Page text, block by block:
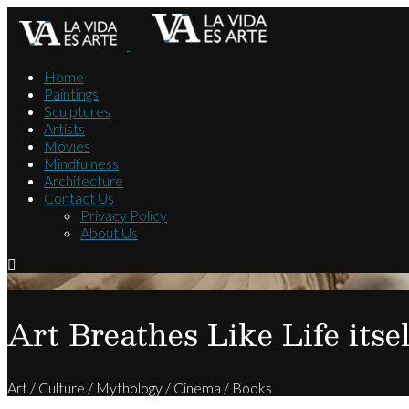
Home
Paintings
Sculptures
Artists
Movies
Mindfulness
Architecture
Contact Us
Privacy Policy
About Us
Art Breathes Like Life
Art / Culture / Mythology / Cinema / Books